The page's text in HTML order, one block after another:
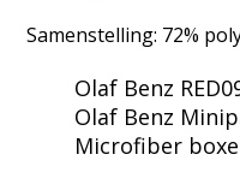
Samenstelling: 72%
Olaf Benz
Olaf Benz
Microfiber